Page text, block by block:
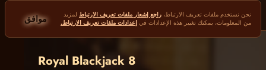
Royal Blackjack 8
نحن نستخدم ملفات تعريف الارتباط، راجع إشعار ملفات تعريف الارتباط لمزيد
من المعلومات، يمكنك تغيير هذه الإعدادات في إعدادات ملفات تعريف الارتباط. موافق